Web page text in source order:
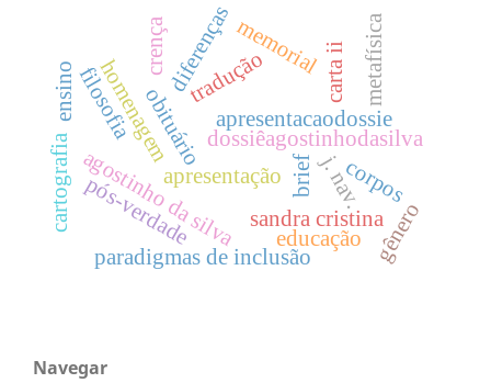
apresentação
dossiêagostinhodasilva
apresentacaodossie
tradução
briefj. nav.
agostinho da silva
carta ii
sandra cristina
obituário
homenagem
memorial
diferenças
corpos
paradigmas de inclusão
filosofia metafísica
educação
pós-verdade
crença
cartografia gênero
ensino
Navegar